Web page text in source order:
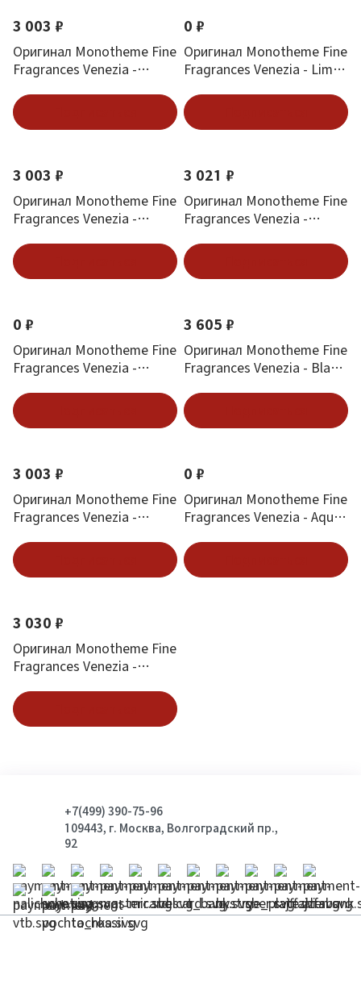
3 003 ₽
Оригинал Monotheme Fine
Fragrances Venezia -
ml
0 ₽
Оригинал Monotheme Fine
Fragrances Venezia - Lime
3 003 ₽
Оригинал Monotheme Fine
Fragrances Venezia -
Femme 100 ml
3 021 ₽
Оригинал Monotheme Fine
Fragrances Venezia -
ml
0 ₽
Оригинал Monotheme Fine
Fragrances Venezia -
3 605 ₽
Оригинал Monotheme Fine
Fragrances Venezia - Black
3 003 ₽
Оригинал Monotheme Fine
Fragrances Venezia -
0 ₽
Оригинал Monotheme Fine
Fragrances Venezia - Aqua
3 030 ₽
Оригинал Monotheme Fine
Fragrances Venezia -
+7(499) 390-75-96
109443, г. Москва, Волгоградский пр.,
92